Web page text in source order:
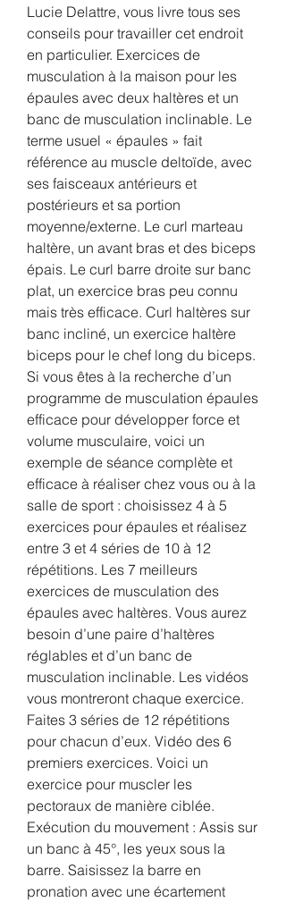
Lucie Delattre, vous livre tous ses
conseils pour travailler cet endroit
en particulier. Exercices de
musculation à la maison pour les
épaules avec deux haltères et un
banc de musculation inclinable. Le
terme usuel « épaules » fait
référence au muscle deltoïde, avec
ses faisceaux antérieurs et
postérieurs et sa portion
moyenne/externe. Le curl marteau
haltère, un avant bras et des biceps
épais. Le curl barre droite sur banc
plat, un exercice bras peu connu
mais très efficace. Curl haltères sur
banc incliné, un exercice haltère
biceps pour le chef long du biceps.
Si vous êtes à la recherche d’un
programme de musculation épaules
efficace pour développer force et
volume musculaire, voici un
exemple de séance complète et
efficace à réaliser chez vous ou à la
salle de sport : choisissez 4 à 5
exercices pour épaules et réalisez
entre 3 et 4 séries de 10 à 12
répétitions. Les 7 meilleurs
exercices de musculation des
épaules avec haltères. Vous aurez
besoin d’une paire d’haltères
réglables et d’un banc de
musculation inclinable. Les vidéos
vous montreront chaque exercice.
Faites 3 séries de 12 répétitions
pour chacun d’eux. Vidéo des 6
premiers exercices. Voici un
exercice pour muscler les
pectoraux de manière ciblée.
Exécution du mouvement : Assis sur
un banc à 45°, les yeux sous la
barre. Saisissez la barre en
pronation avec une écartement